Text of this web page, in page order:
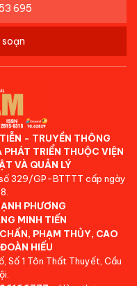
695
- TRUYỀN THÔNG
TRIỂN THUỘC VIỆN
VÀ QUẢN LÝ
329/GP-BTTTT cấp ngày
PHƯƠNG
MINH TIẾN
PHẠM THỦY, CAO
HIẾU
Số 1 Tôn Thất Thuyết, Cầu